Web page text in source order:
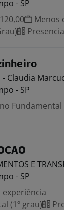
- SP
Menos
- Claudia
- SP
Fundamental
E
- SP
experiência
(1º grau)